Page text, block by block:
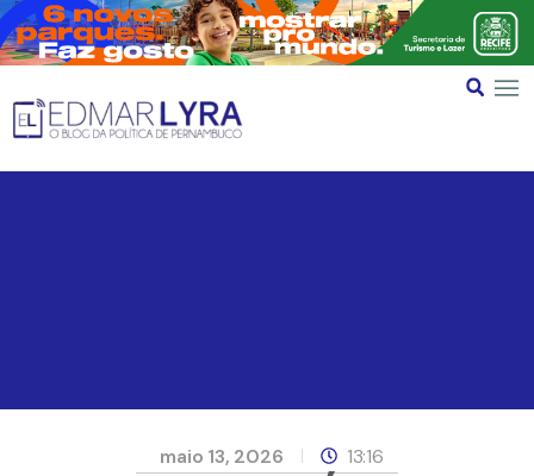
maio 13, 2026 13:16